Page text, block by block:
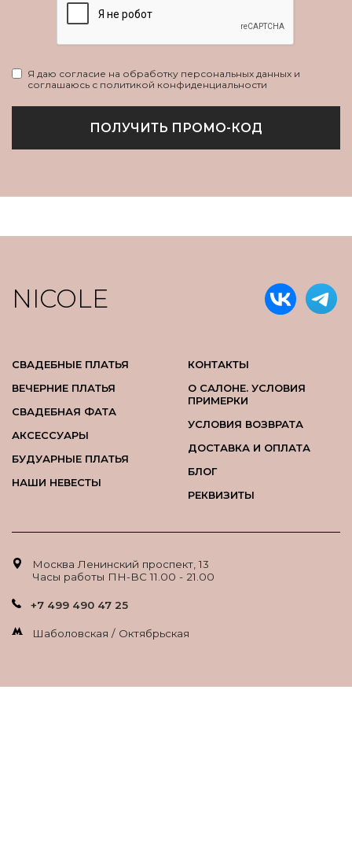
Я даю согласие на обработку персональных данных и
соглашаюсь с политикой конфиденциальности
ПОЛУЧИТЬ ПРОМО-КОД
NICOLE
СВАДЕБНЫЕ ПЛАТЬЯ
ВЕЧЕРНИЕ ПЛАТЬЯ
СВАДЕБНАЯ ФАТА
АКСЕССУАРЫ
БУДУАРНЫЕ ПЛАТЬЯ
НАШИ НЕВЕСТЫ
КОНТАКТЫ
О САЛОНЕ. УСЛОВИЯ
ПРИМЕРКИ
УСЛОВИЯ ВОЗВРАТА
ДОСТАВКА И ОПЛАТА
БЛОГ
РЕКВИЗИТЫ
Москва Ленинский проспект, 13
Часы работы ПН-ВС 11.00 - 21.00
+7 499 490 47 25
Шаболовская / Октябрьская